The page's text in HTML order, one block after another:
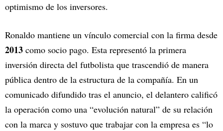
optimismo de los inversores.
Ronaldo mantiene un vínculo comercial con la firma desde
2013 como socio pago. Esta representó la primera
inversión directa del futbolista que trascendió de manera
pública dentro de la estructura de la compañía. En un
comunicado difundido tras el anuncio, el delantero calificó
la operación como una “evolución natural” de su relación
con la marca y sostuvo que trabajar con la empresa es “lo